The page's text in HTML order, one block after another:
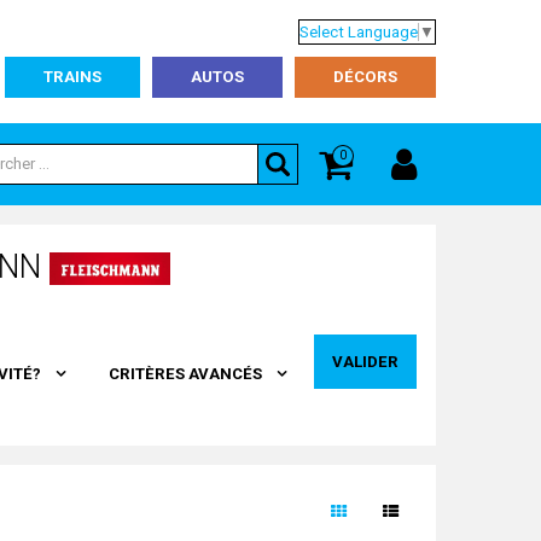
Select Language ▼
TRAINS AUTOS DÉCORS
0
CRITÈRES AVANCÉS
VALIDER